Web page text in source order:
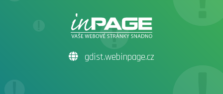
gdist.webinpage.cz